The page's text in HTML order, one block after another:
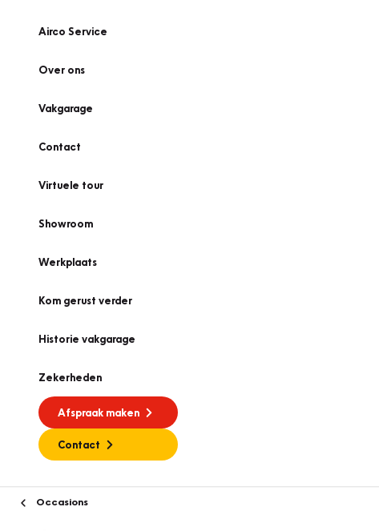
Airco Service
Over ons
Vakgarage
Contact
Virtuele tour
Showroom
Werkplaats
Kom gerust verder
Historie vakgarage
Zekerheden
Afspraak maken
Contact
Occasions